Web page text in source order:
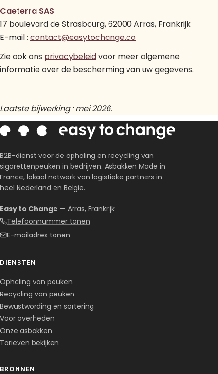
Caeterra SAS
17 boulevard de Strasbourg, 62000 Arras, Frankrijk
E-mail : contact@easytochange.co
Zie ook ons privacybeleidvoor meer algemene
informatie over de bescherming van uw gegevens.
Laatste bijwerking : mei 2026.
B2B-dienst voor de ophaling en recycling van
sigarettenpeuken in bedrijven. Asbakken Made in
France, lokaal netwerk van logistieke partners in
heel Nederland en België.
Easy to Change — Arras, Frankrijk
Telefoonnummer tonen
E-mailadres tonen
DIENSTEN
Ophaling van peuken
Recycling van peuken
Bewustwording en sortering
Voor overheden
Onze asbakken
Tarieven bekijken
BRONNEN